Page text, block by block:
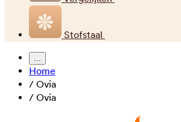
Stofstaal
...
Home
/ Ovia
/ Ovia